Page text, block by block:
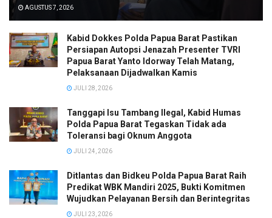
AGUSTUS 7, 2026
Kabid Dokkes Polda Papua Barat Pastikan
Persiapan Autopsi Jenazah Presenter TVRI
Papua Barat Yanto Idorway Telah Matang,
Pelaksanaan Dijadwalkan Kamis
JULI 28, 2026
Tanggapi Isu Tambang Ilegal, Kabid Humas
Polda Papua Barat Tegaskan Tidak ada
Toleransi bagi Oknum Anggota
JULI 24, 2026
Ditlantas dan Bidkeu Polda Papua Barat Raih
Predikat WBK Mandiri 2025, Bukti Komitmen
Wujudkan Pelayanan Bersih dan Berintegritas
JULI 23, 2026